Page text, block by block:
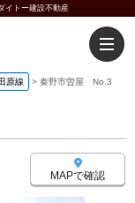
イトー建設不動産
原線 > 秦野市曽屋 No.3
MAPで確認